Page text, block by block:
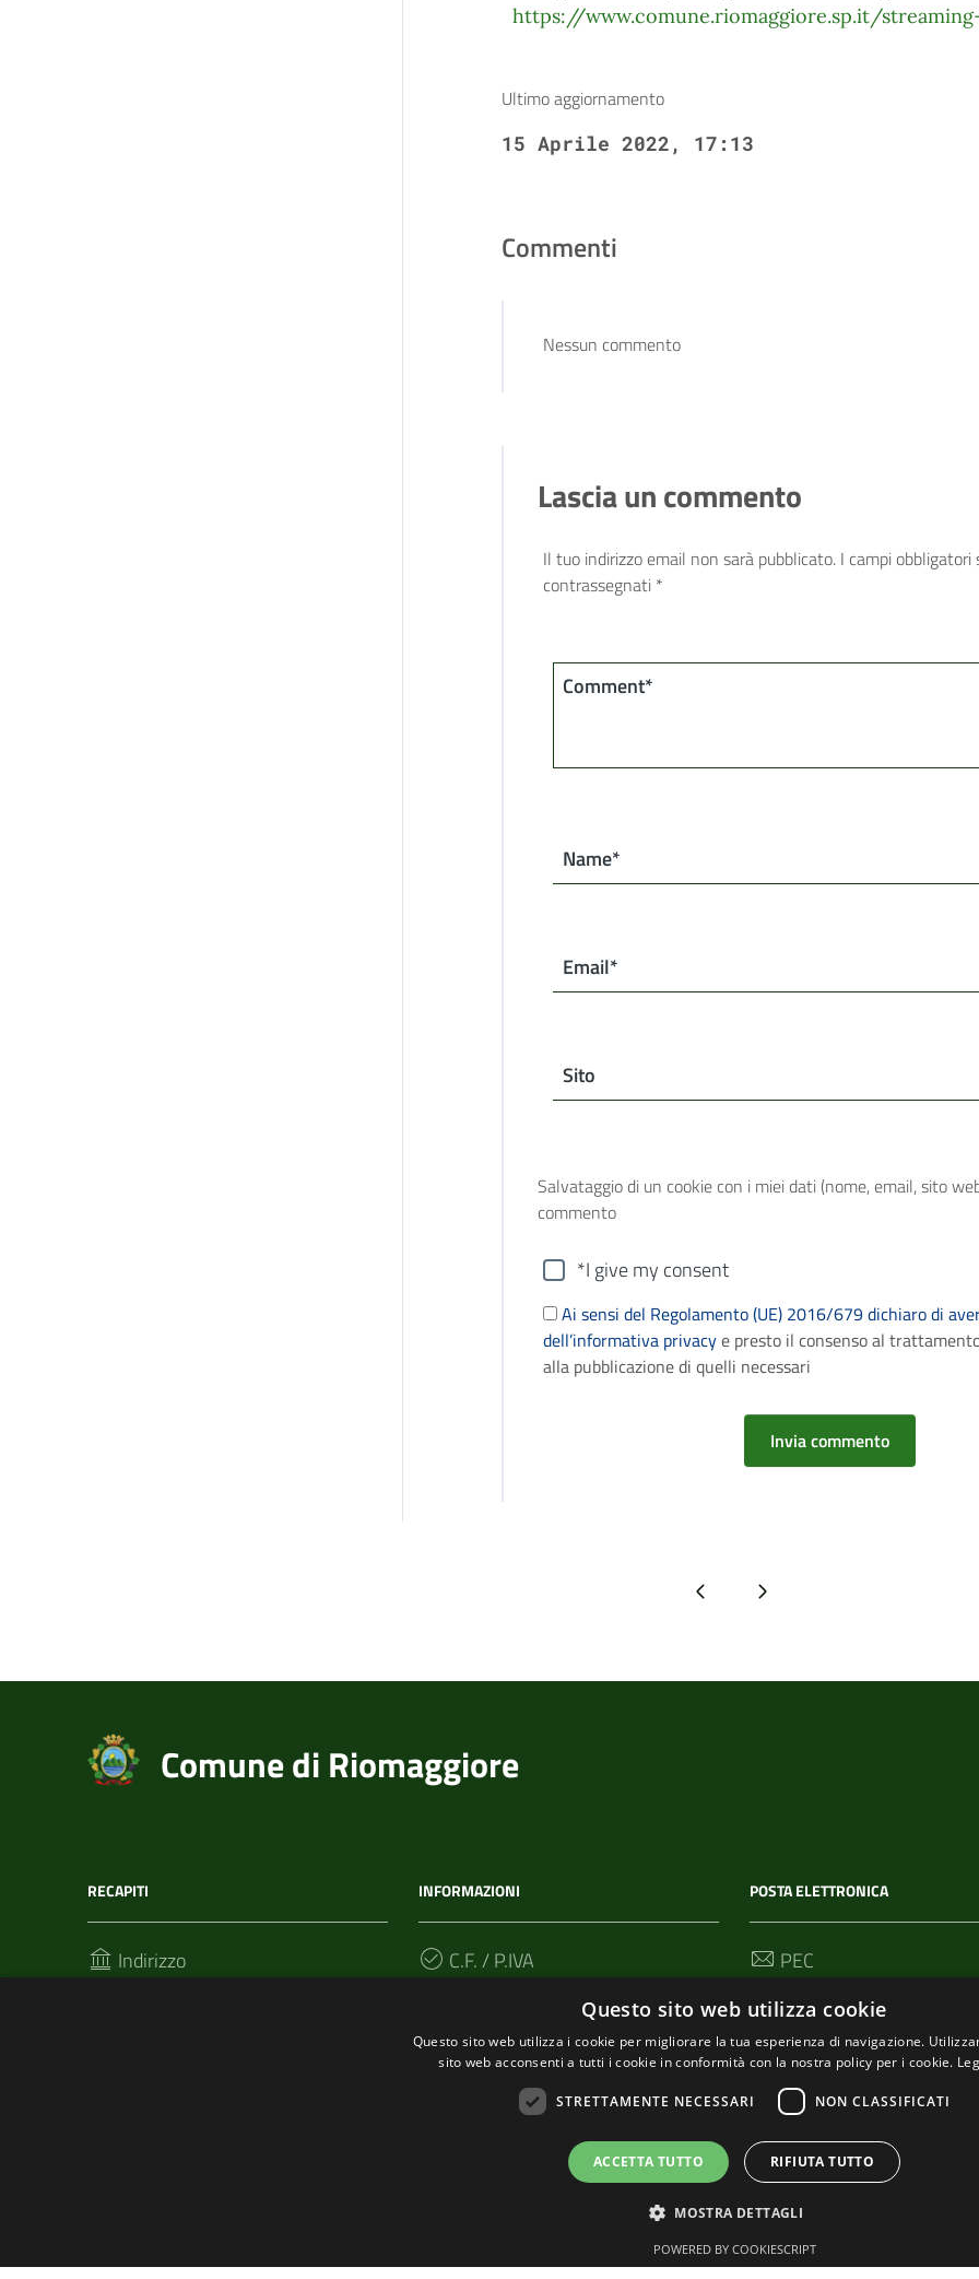
https://www.comune.riomaggiore.sp.it/
Ultimo aggiornamento
15 Aprile 2022, 17:13
Commenti
Nessun commento
Lascia un commento
Il tuo indirizzo email non sarà pubblicato. I campi obbligatori
contrassegnati *
Comment*
Name*
Email*
Sito
Salvataggio di un cookie con i miei dati (nome, email, sito
commento
*I give my consent
Ai sensi del Regolamento (UE) 2016/679 dichiaro di
dell’informativa privacye presto il consenso al
alla pubblicazione di quelli necessari
Pagina precedentePagina successiva
Comune di Riomaggiore
RECAPITI
Indirizzo
INFORMAZIONI
C.F. / P.IVA
POSTA ELETTRONICA
PEC
comunediriomaggiore.it
Email
Questo sito web utilizza cookie
Questo sito web utilizza i cookie per migliorare la tua esperienza di navigazione.
sito web acconsenti a tutti i cookie in conformità con la nostra policy per i cookie.
STRETTAMENTE NECESSARI NON CLASSIFICATI
ACCETTA TUTTO RIFIUTA TUTTO
MOSTRA DETTAGLI
POWERED BY COOKIESCRIPT